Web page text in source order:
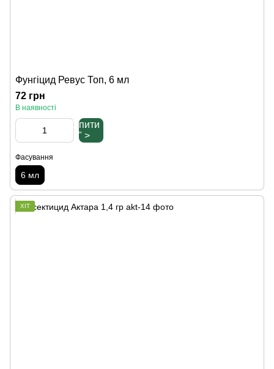
Фунгіцид Ревус Топ, 6 мл
72 грн
В наявності
Купити
" >
Фасування
6 мл
ХІТ